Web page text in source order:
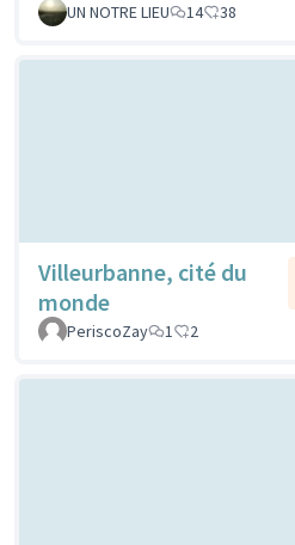
UN NOTRE LIEU 14 38
Villeurbanne, cité du
monde
PeriscoZay
1 2